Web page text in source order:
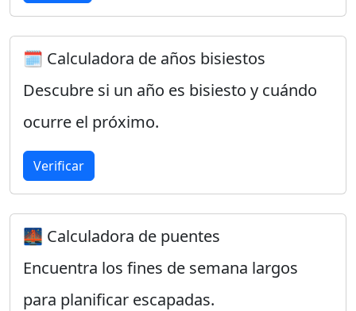
🗓️ Calculadora de años bisiestos
Descubre si un año es bisiesto y cuándo
ocurre el próximo.
Verificar
🌉 Calculadora de puentes
Encuentra los fines de semana largos
para planificar escapadas.